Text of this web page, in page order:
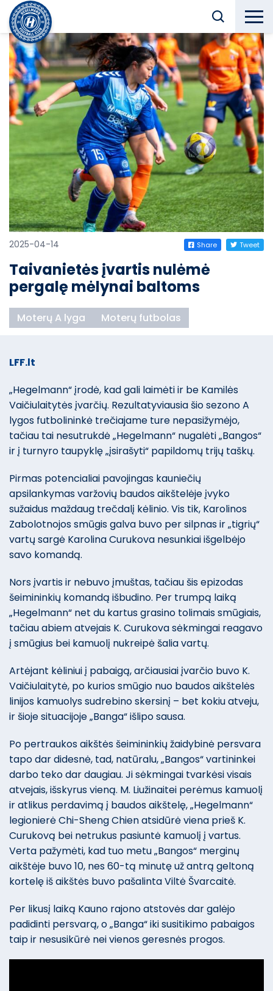
2025-04-14 Share Tweet
Taivanietės įvartis nulėmė
pergalę mėlynai baltoms
Moterų A lyga Moterų futbolas
LFF.lt
„Hegelmann“ įrodė, kad gali laimėti ir be Kamilės
Vaičiulaitytės įvarčių. Rezultatyviausia šio sezono A
lygos futbolininkė trečiajame ture nepasižymėjo,
tačiau tai nesutrukdė „Hegelmann“ nugalėti „Bangos“
ir į turnyro taupyklę „įsirašyti“ papildomų trijų taškų.
Pirmas potencialiai pavojingas kauniečių
apsilankymas varžovių baudos aikštelėje įvyko
sužaidus maždaug trečdalį kėlinio. Vis tik, Karolinos
Zabolotnojos smūgis galva buvo per silpnas ir „tigrių“
vartų sargė Karolina Curukova nesunkiai išgelbėjo
savo komandą.
Nors įvartis ir nebuvo įmuštas, tačiau šis epizodas
šeimininkių komandą išbudino. Per trumpą laiką
„Hegelmann“ net du kartus grasino tolimais smūgiais,
tačiau abiem atvejais K. Curukova sėkmingai reagavo
į smūgius bei kamuolį nukreipė šalia vartų.
Artėjant kėliniui į pabaigą, arčiausiai įvarčio buvo K.
Vaičiulaitytė, po kurios smūgio nuo baudos aikštelės
linijos kamuolys sudrebino skersinį – bet kokiu atveju,
ir šioje situacijoje „Banga“ išlipo sausa.
Po pertraukos aikštės šeimininkių žaidybinė persvara
tapo dar didesnė, tad, natūralu, „Bangos“ vartininkei
darbo teko dar daugiau. Ji sėkmingai tvarkėsi visais
atvejais, išskyrus vieną. M. Liužinaitei perėmus kamuolį
ir atlikus perdavimą į baudos aikštelę, „Hegelmann“
legionierė Chi-Sheng Chien atsidūrė viena prieš K.
Curukovą bei netrukus pasiuntė kamuolį į vartus.
Verta pažymėti, kad tuo metu „Bangos“ merginų
aikštėje buvo 10, nes 60-tą minutę už antrą geltoną
kortelę iš aikštės buvo pašalinta Viltė Švarcaitė.
Per likusį laiką Kauno rajono atstovės dar galėjo
padidinti persvarą, o „Banga“ iki susitikimo pabaigos
taip ir nesusikūrė nei vienos geresnės progos.